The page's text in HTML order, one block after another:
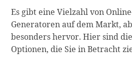
Es gibt eine Vielzahl von
Generatoren auf dem Markt,
besonders hervor. Hier sind
Optionen, die Sie in Betracht